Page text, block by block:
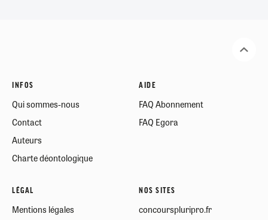
INFOS
Qui sommes-nous
Contact
Auteurs
Charte déontologique
AIDE
FAQ Abonnement
FAQ Egora
LÉGAL
Mentions légales
NOS SITES
concourspluripro.fr